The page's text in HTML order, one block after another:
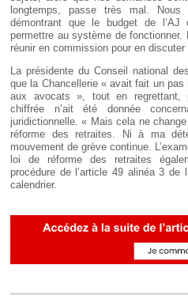
longtemps, passe très mal.
démontrant que le budget de l’AJ
permettre au système de fonctionner.
réunir en commission pour en discuter
La présidente du Conseil national
que la Chancellerie « avait fait un
aux avocats », tout en regrettant,
chiffrée n’ait été donnée
juridictionnelle. « Mais cela ne
réforme des retraites. Ni à ma
mouvement de grève continue.
loi de réforme des retraites
procédure de l’article 49 alinéa 3
calendrier.